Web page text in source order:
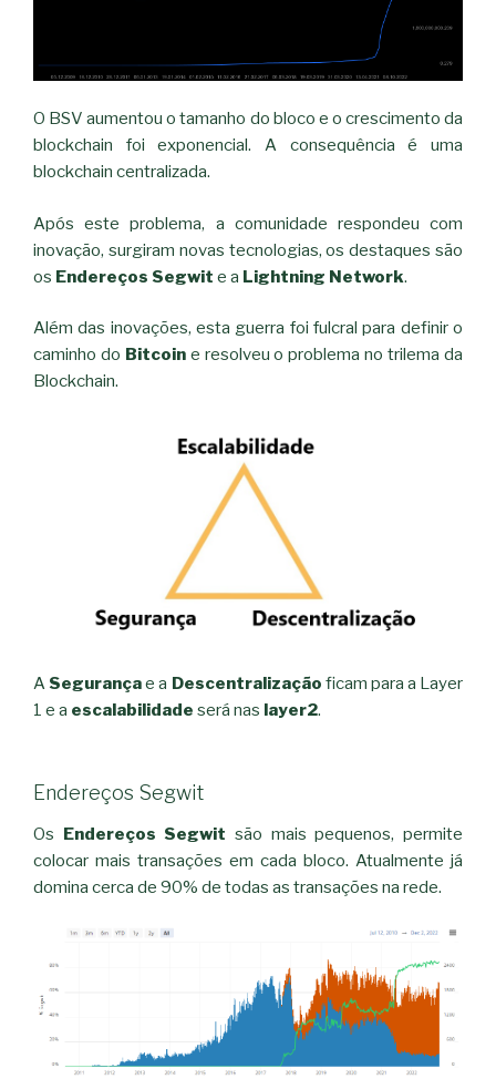
O BSV aumentou o tamanho do bloco e o crescimento da
blockchain foi exponencial. A consequência é uma
blockchain centralizada.
Após este problema, a comunidade respondeu com
inovação, surgiram novas tecnologias, os destaques são
os Endereços Segwit e a Lightning Network.
Além das inovações, esta guerra foi fulcral para definir o
caminho do Bitcoin e resolveu o problema no trilema da
Blockchain.
A Segurançae a Descentralização ficam para a Layer
1 e a escalabilidade será nas layer2.
Endereços Segwit
Os Endereços Segwit são mais pequenos, permite
colocar mais transações em cada bloco. Atualmente já
domina cerca de 90% de todas as transações na rede.